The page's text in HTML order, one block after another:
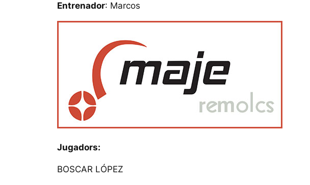
Entrenador: Marcos
Jugadors:
BOSCAR LÓPEZ